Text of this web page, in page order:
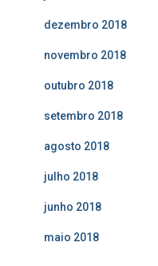
dezembro 2018
novembro 2018
outubro 2018
setembro 2018
agosto 2018
julho 2018
junho 2018
maio 2018